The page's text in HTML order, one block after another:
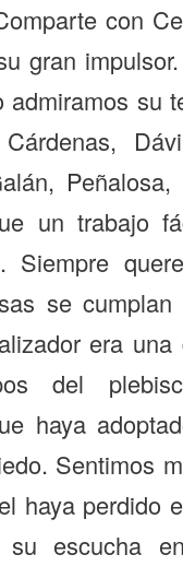
con
gran
admiramos su
un trabajo
Siempre
se
era
del
haya
Sentimos
haya perdido
su escucha